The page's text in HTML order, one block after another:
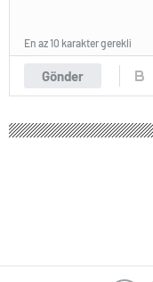
Gönder
En az 10 karakter gerekli